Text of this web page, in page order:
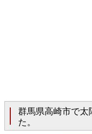
群馬県高崎市で太
た。